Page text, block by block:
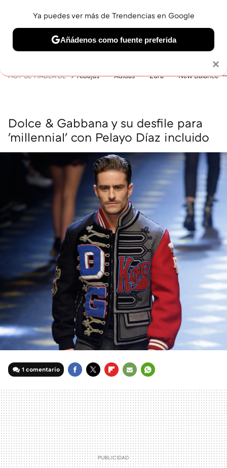
BELLEZA SHOPPING VIAJES GASTRO SNEAKERS
HOY SE HABLA DE rebajas Adidas Zara New Balance
Dolce & Gabbana y su desfile para
'millennial' con Pelayo Díaz incluido
1 comentario
MAIL
×
Ya puedes ver más de Trendencias en Google
Añádenos como fuente preferida